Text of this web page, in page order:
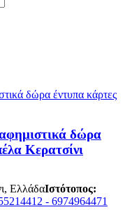
δώρα
Κερατσίνι
ΕλλάδαΙστότοπος:
- 6974964471